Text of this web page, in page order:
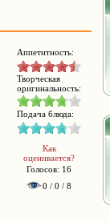
Аппетитность:
Творческая
оригинальность:
Подача блюда:
Как
оценивается?
Голосов: 16
0 / 0 / 8